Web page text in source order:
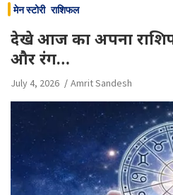
मेन स्टोरी राशिफल
देखे आज का अपना
और रंग…
July 4, 2026 Amrit Sandesh